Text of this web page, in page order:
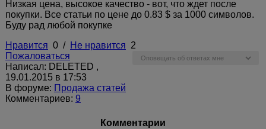
Низкая цена, высокое качество - вот, что ждет после
покупки. Все статьи по цене до 0.83 $ за 1000 символов.
Буду рад любой покупке
Нравится 0 / Не нравится 2
Пожаловаться
Написал: DELETED ,
19.01.2015 в 17:53
В форуме: Продажа статей
Комментариев: 9
Комментарии